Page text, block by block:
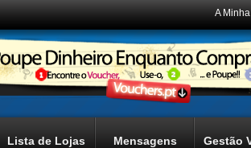
A
Lista de Lojas Mensagens Gestão